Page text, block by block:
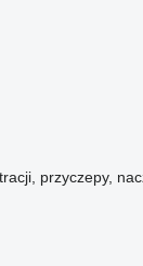
przyczepy,